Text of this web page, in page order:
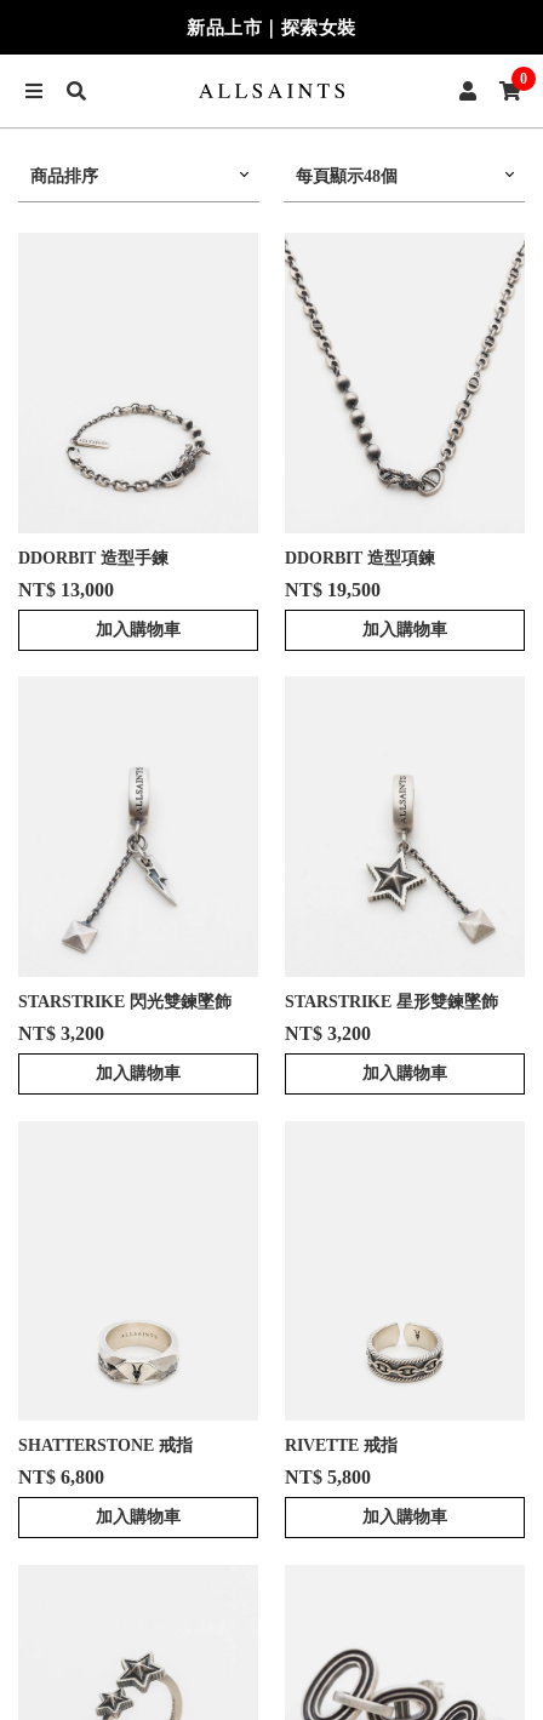
新品上市｜探索女裝
0
商品排序 每頁顯示48個
DDORBIT 造型手鍊
NT$ 13,000
加入購物車
DDORBIT 造型項鍊
NT$ 19,500
加入購物車
STARSTRIKE 閃光雙鍊墜飾
NT$ 3,200
加入購物車
STARSTRIKE 星形雙鍊墜飾
NT$ 3,200
加入購物車
SHATTERSTONE 戒指
NT$ 6,800
加入購物車
RIVETTE 戒指
NT$ 5,800
加入購物車